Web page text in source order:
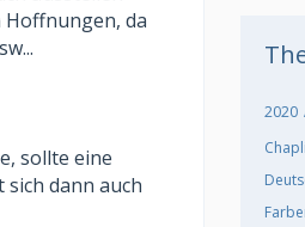
Hoffnungen, da
sollte eine
sich dann auch
2020